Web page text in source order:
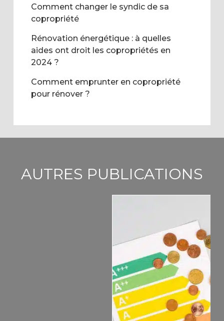
Comment changer le syndic de sa
copropriété
Rénovation énergétique : à quelles
aides ont droit les copropriétés en
2024 ?
Comment emprunter en copropriété
pour rénover ?
AUTRES PUBLICATIONS